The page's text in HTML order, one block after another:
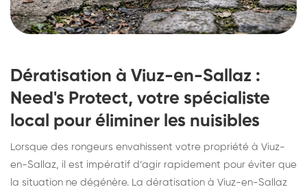
Dératisation à Viuz-en-Sallaz :
Need's Protect, votre spécialiste
local pour éliminer les nuisibles
Lorsque des rongeurs envahissent votre propriété à Viuz-
en-Sallaz, il est impératif d’agir rapidement pour éviter que
la situation ne dégénère. La dératisation à Viuz-en-Sallaz